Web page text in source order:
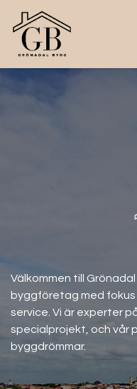
Välkommen till
byggföretag med
service. Vi är experter
specialprojekt, och vår
byggdrömmar.